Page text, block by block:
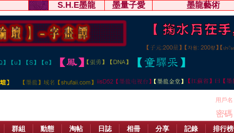
S.H.E墨龍 墨量子愛 墨龍藝術
用戶名
密碼
群組 動態 淘帖 日誌 相冊 分享 記錄 排行榜